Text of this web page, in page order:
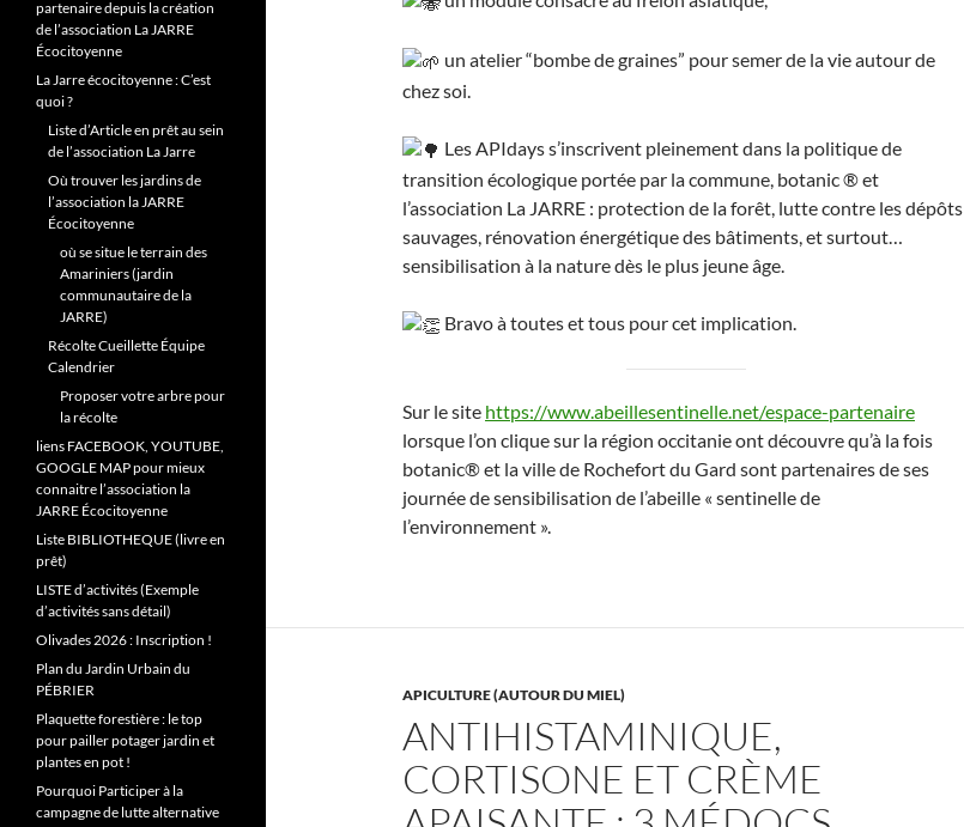
un atelier “bombe de graines” pour semer de la vie autour de
chez soi.
Les APIdays s’inscrivent pleinement dans la politique de
transition écologique portée par la commune, botanic ® et
l’association La JARRE : protection de la forêt, lutte contre les dépôts
sauvages, rénovation énergétique des bâtiments, et surtout…
sensibilisation à la nature dès le plus jeune âge.
Bravo à toutes et tous pour cet implication.
Sur le site https://www.abeillesentinelle.net/espace-partenaire
lorsque l’on clique sur la région occitanie ont découvre qu’à la fois
botanic® et la ville de Rochefort du Gard sont partenaires de ses
journée de sensibilisation de l’abeille « sentinelle de
l’environnement ».
APICULTURE (AUTOUR DU MIEL)
ANTIHISTAMINIQUE,
CORTISONE ET CRÈME
partenaire depuis la création
de l’association La JARRE
Écocitoyenne
La Jarre écocitoyenne : C’est
quoi ?
Liste d’Article en prêt au sein
de l’association La Jarre
Où trouver les jardins de
l’association la JARRE
Écocitoyenne
où se situe le terrain des
Amariniers (jardin
communautaire de la
JARRE)
Récolte Cueillette Équipe
Calendrier
Proposer votre arbre pour
la récolte
liens FACEBOOK, YOUTUBE,
GOOGLE MAP pour mieux
connaitre l’association la
JARRE Écocitoyenne
Liste BIBLIOTHEQUE (livre en
prêt)
LISTE d’activités (Exemple
d’activités sans détail)
Olivades 2026 : Inscription !
Plan du Jardin Urbain du
PÉBRIER
Plaquette forestière : le top
pour pailler potager jardin et
plantes en pot !
Pourquoi Participer à la
campagne de lutte alternative